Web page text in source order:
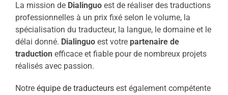
La mission de Dialinguo est de réaliser des traductions
professionnelles à un prix fixé selon le volume, la
spécialisation du traducteur, la langue, le domaine et le
délai donné. Dialinguo est votre partenaire de
traduction efficace et fiable pour de nombreux projets
réalisés avec passion.
Notre équipe de traducteurs est également compétente